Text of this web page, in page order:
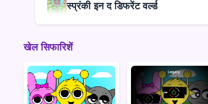
स्प्रंकी इन द डिफरेंट वर्ल्ड
खेल सिफारिशें